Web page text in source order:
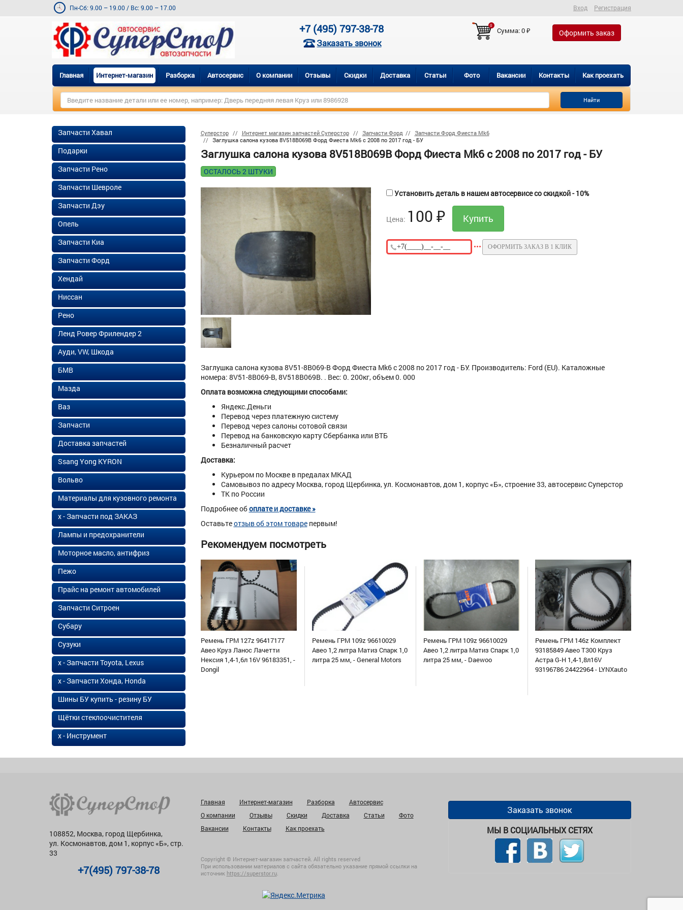
Пн-Сб: 9.00 – 19.00 / Вс: 9.00 – 17.00 Вход Регистрация
+7 (495) 797-38-78
Заказать звонок
0
Сумма:0₽ Оформить заказ
Главная Интернет-магазин Разборка Автосервис О компании Отзывы Скидки Доставка Статьи Фото Вакансии Контакты Как проехать
Найти
Суперстор Интернет магазин запчастей Суперстор Запчасти Форд
Запчасти Форд Фиеста Mk6
Заглушка салона кузова 8V518B069B Форд Фиеста Mk6 с 2008 по 2017 год - БУ
Заглушка салона кузова 8V518B069B Форд Фиеста Mk6 с 2008 по 2017 год - БУ
ОСТАЛОСЬ 2 ШТУКИ
Установить деталь в нашем автосервисе со скидкой - 10%
Цена: 100₽
ОФОРМИТЬ ЗАКАЗ В 1 КЛИК
Заглушка салона кузова 8V51-8B069-B Форд Фиеста Mk6 с 2008 по 2017 год - БУ. Производитель: Ford (EU). Каталожные
номера: 8V51-8B069-B, 8V518B069B. . Вес: 0. 200кг, объем 0. 000
Оплата возможна следующими способами:
Яндекс.Деньги
Перевод через платежную систему
Перевод через салоны сотовой связи
Перевод на банковскую карту Сбербанка или ВТБ
Безналичный расчет
Доставка:
Курьером по Москве в предалах МКАД
Самовывоз по адресу Москва, город Щербинка, ул. Космонавтов, дом 1, корпус «Б», строение 33, автосервис Суперстор
ТК по России
Подробнее обоплате и доставке »
Оставьтеотзыв об этом товарепервым!
Рекомендуем посмотреть
Ремень ГРМ 127z 96417177
Авео Круз Ланос Лачетти
Нексия 1,4-1,6л 16V 96183351, -
Dongil
Ремень ГРМ 109z 96610029
Авео 1,2 литра Матиз Спарк 1,0
литра 25 мм, - General Motors
Ремень ГРМ 109z 96610029
Авео 1,2 литра Матиз Спарк 1,0
литра 25 мм, - Daewoo
Ремень ГРМ 146z Комплект
93185849 Авео Т300 Круз
Астра G-H 1,4-1,8л16V
93196786 24422964 - LYNXauto
Запчасти Хавал
Подарки
Запчасти Рено
Запчасти Шевроле
Запчасти Дэу
Опель
Запчасти Киа
Запчасти Форд
Хендай
Ниссан
Рено
Ленд Ровер Фрилендер 2
Ауди, VW, Шкода
БМВ
Мазда
Ваз
Запчасти
Доставка запчастей
Ssang Yong KYRON
Вольво
Материалы для кузовного ремонта
х - Запчасти под ЗАКАЗ
Лампы и предохранители
Моторное масло, антифриз
Пежо
Прайс на ремонт автомобилей
Запчасти Ситроен
Субару
Сузуки
х - Запчасти Toyota, Lexus
х - Запчасти Хонда, Honda
Шины БУ купить - резину БУ
Щётки стеклоочистителя
х - Инструмент
108852, Москва, город Щербинка,
ул. Космонавтов, дом 1, корпус «Б», стр.
33
+7(495) 797-38-78
Главная Интернет-магазин Разборка
Автосервис
О компании
Отзывы Скидки Доставка Статьи
Фото
Вакансии
Контакты Как проехать
Copyright © Интернет-магазин запчастей. All rights reserved
При использовании материалов с сайта обязательно указание прямой ссылки на
источник https://superstor.ru.
Заказать звонок
МЫ В СОЦИАЛЬНЫХ СЕТЯХ